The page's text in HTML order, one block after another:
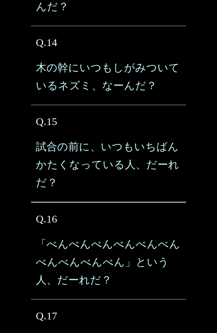
んだ？
Q.14
木の幹にいつもしがみついて
いるネズミ、なーんだ？
Q.15
試合の前に、いつもいちばん
かたくなっている人、だーれ
だ？
Q.16
「べんべんべんべんべんべん
べんべんべんべん」という
人、だーれだ？
Q.17